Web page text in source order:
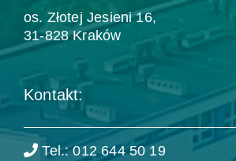
os. Złotej Jesieni 16,
31-828 Kraków
Kontakt:
Tel.: 012 644 50 19